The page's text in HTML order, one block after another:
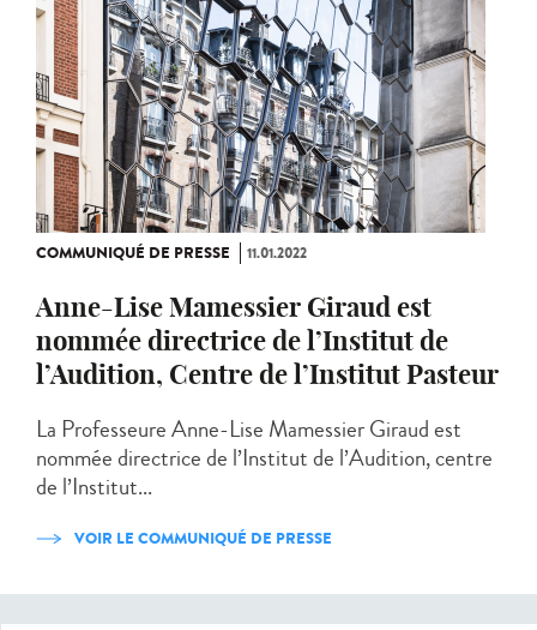
COMMUNIQUÉ DE PRESSE 11.01.2022
Anne-Lise Mamessier Giraud est
nommée directrice de l’Institut de
l’Audition, Centre de l’Institut Pasteur
La Professeure Anne-Lise Mamessier Giraud est
nommée directrice de l’Institut de l’Audition, centre
de l’Institut...
VOIR LE COMMUNIQUÉ DE PRESSE